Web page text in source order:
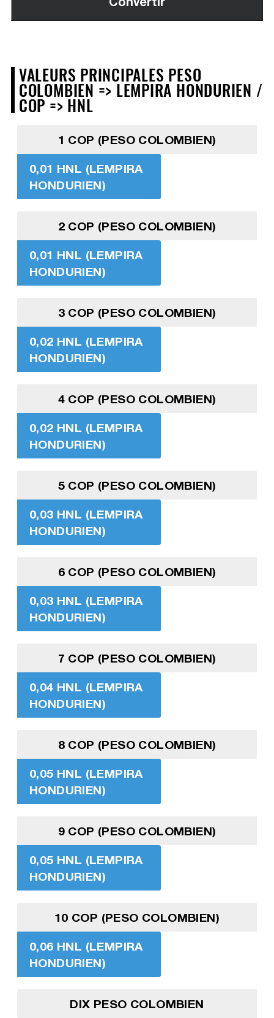
VALEURS PRINCIPALES PESO
COLOMBIEN => LEMPIRA HONDURIEN /
COP => HNL
1 COP (PESO COLOMBIEN)
0,01 HNL (LEMPIRA
HONDURIEN)
2 COP (PESO COLOMBIEN)
0,01 HNL (LEMPIRA
HONDURIEN)
3 COP (PESO COLOMBIEN)
0,02 HNL (LEMPIRA
HONDURIEN)
4 COP (PESO COLOMBIEN)
0,02 HNL (LEMPIRA
HONDURIEN)
5 COP (PESO COLOMBIEN)
0,03 HNL (LEMPIRA
HONDURIEN)
6 COP (PESO COLOMBIEN)
0,03 HNL (LEMPIRA
HONDURIEN)
7 COP (PESO COLOMBIEN)
0,04 HNL (LEMPIRA
HONDURIEN)
8 COP (PESO COLOMBIEN)
0,05 HNL (LEMPIRA
HONDURIEN)
9 COP (PESO COLOMBIEN)
0,05 HNL (LEMPIRA
HONDURIEN)
10 COP (PESO COLOMBIEN)
0,06 HNL (LEMPIRA
HONDURIEN)
DIX PESO COLOMBIEN